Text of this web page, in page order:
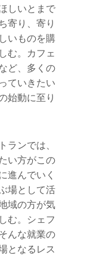
しいとまで
寄り、寄り
いものを購
む。カフェ
ど、多くの
ていきたい
始動に至り
ンでは、
い方がこの
進んでいく
場として活
域の方が気
む。シェフ
んな就業の
となるレス